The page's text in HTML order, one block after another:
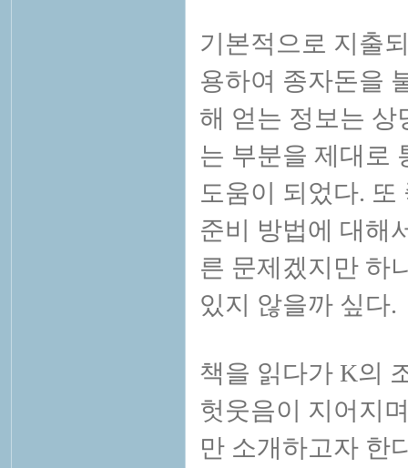
기본적으로 지출
용하여 종자돈을
해 얻는 정보는 상
는 부분을 제대로
도움이 되었다.
준비 방법에 대해
른 문제겠지만 하
있지 않을까 싶다.
책을 읽다가 K의
헛웃음이 지어지
만 소개하고자 한